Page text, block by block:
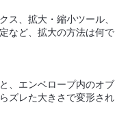
ス、拡大・縮小ツール、
など、拡大の方法は何で
、エンベロープ内のオブ
ズレた大きさで変形され